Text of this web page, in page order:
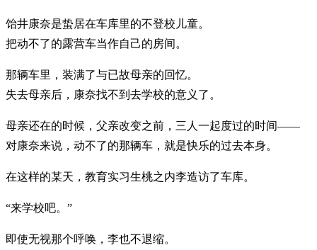
饴井康奈是蛰居在车库里的不登校儿童。
把动不了的露营车当作自己的房间。
那辆车里，装满了与已故母亲的回忆。
失去母亲后，康奈找不到去学校的意义了。
母亲还在的时候，父亲改变之前，三人一起度过的时间——
对康奈来说，动不了的那辆车，就是快乐的过去本身。
在这样的某天，教育实习生桃之内李造访了车库。
“来学校吧。”
即使无视那个呼唤，李也不退缩。